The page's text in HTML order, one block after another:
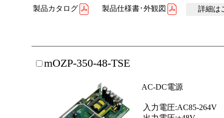
製品カタログ 製品仕様書･外観図 詳細は
mOZP-350-48-TSE
AC-DC電源
入力電圧:AC85-264V